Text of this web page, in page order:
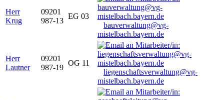
Herr
Krug
09201
987-13
EG 03
bauverwaltung@vg-
mistelbach.bayern.de
Herr
Lautner
09201
987-19
OG 11
liegenschaftsverwaltung@vg-
mistelbach.bayern.de